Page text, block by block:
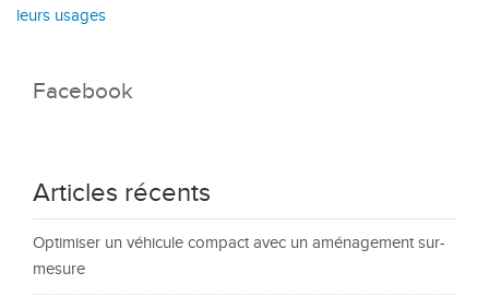
leurs usages
Facebook
Articles récents
Optimiser un véhicule compact avec un aménagement sur-
mesure